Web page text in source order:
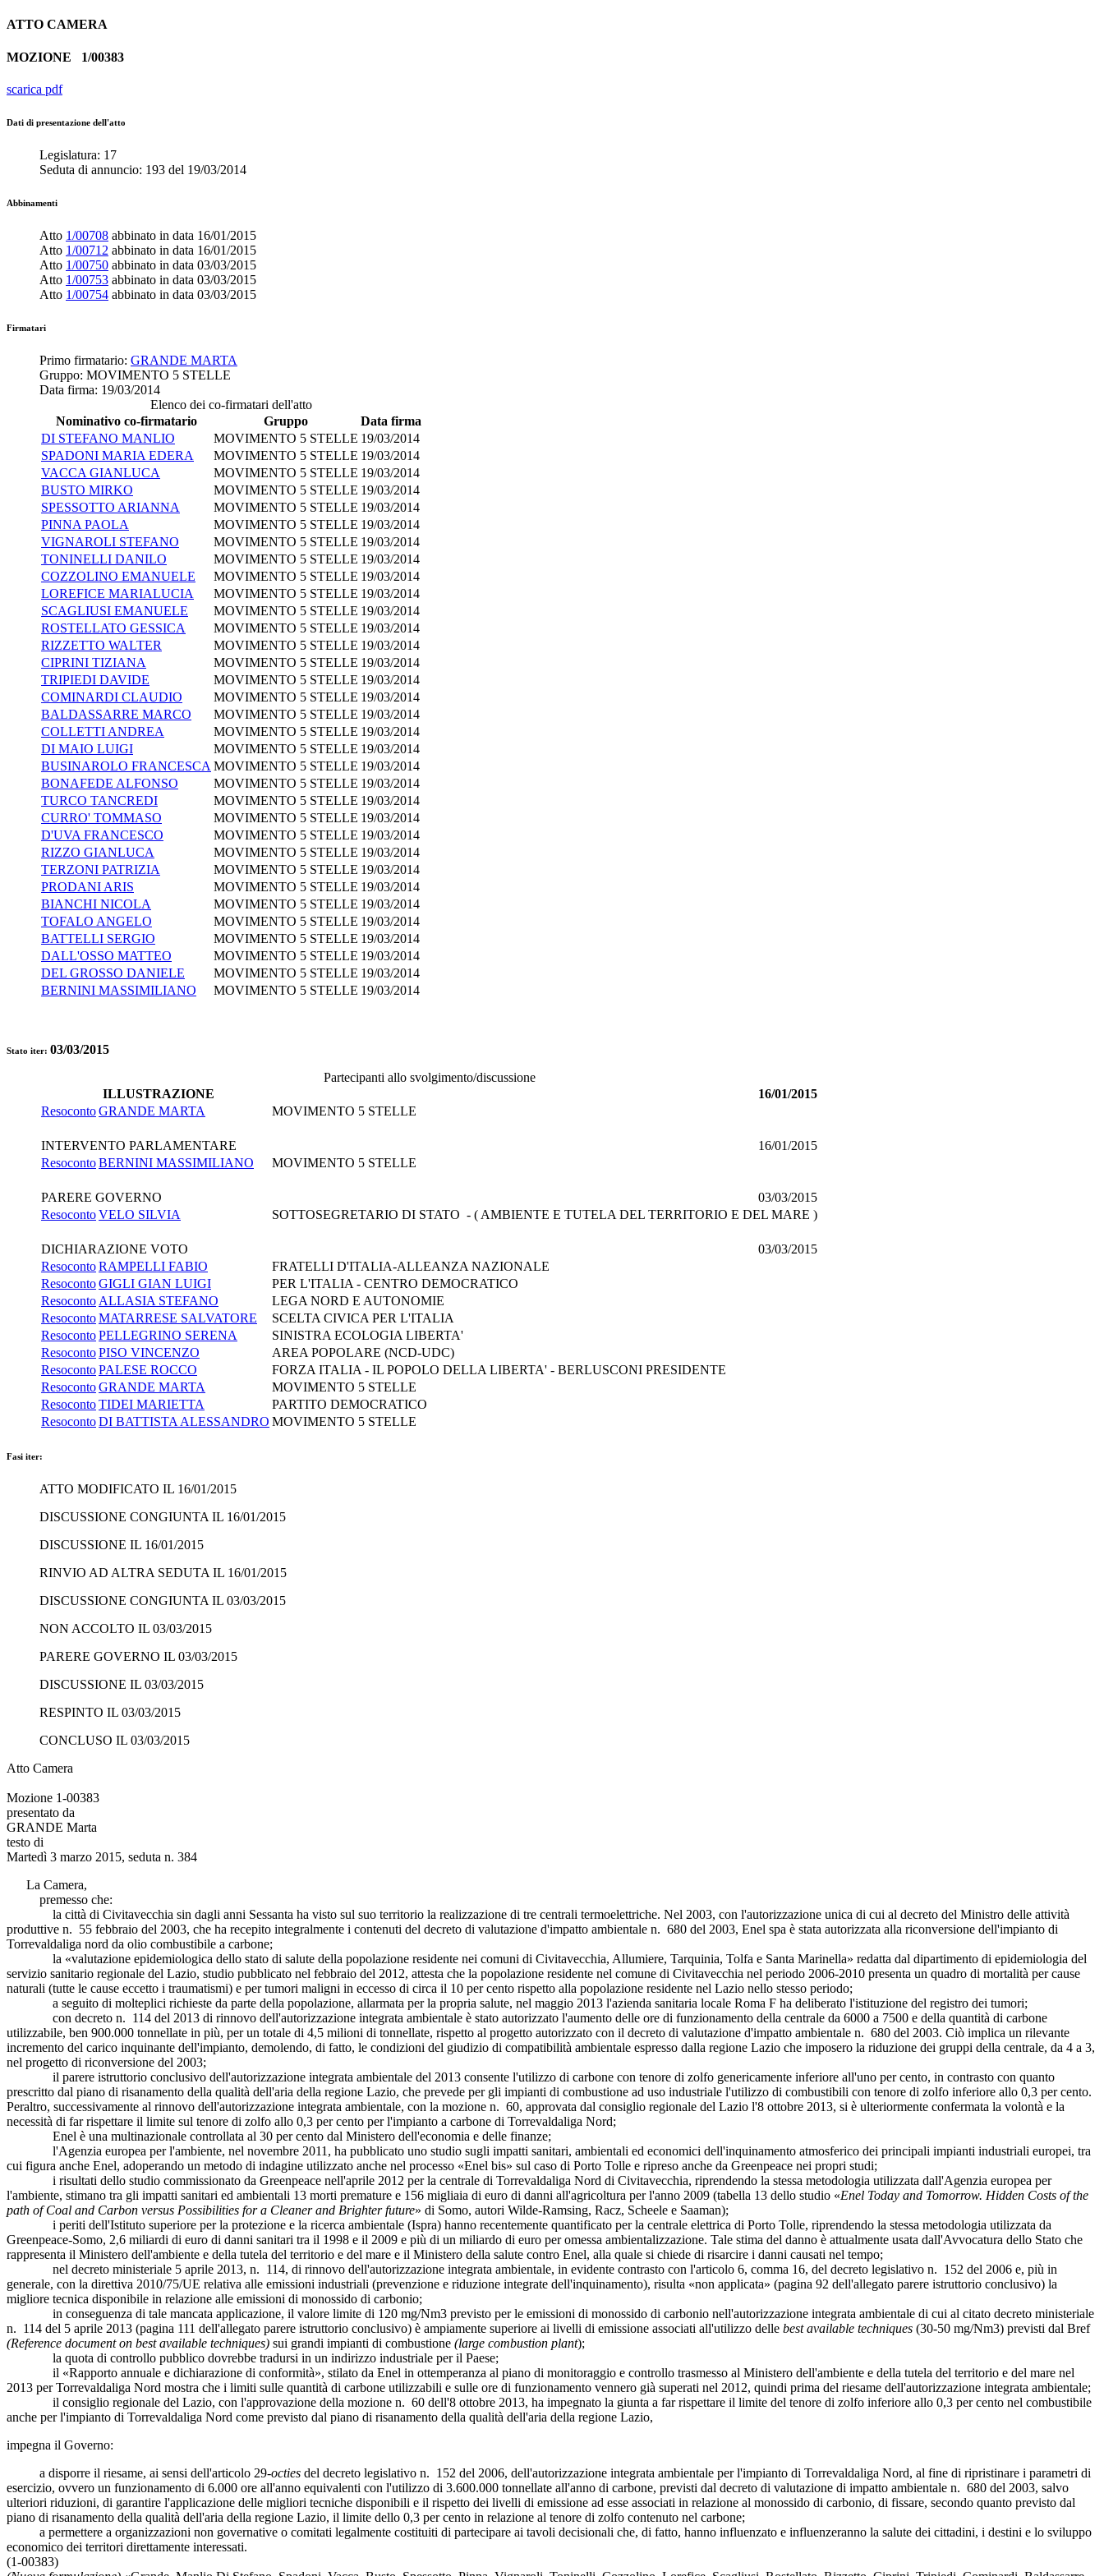
ATTO CAMERA
MOZIONE 1/00383
scarica pdf
Dati di presentazione dell'atto
Legislatura: 17
Seduta di annuncio: 193 del 19/03/2014
Abbinamenti
Atto 1/00708 abbinato in data 16/01/2015
Atto 1/00712 abbinato in data 16/01/2015
Atto 1/00750 abbinato in data 03/03/2015
Atto 1/00753 abbinato in data 03/03/2015
Atto 1/00754 abbinato in data 03/03/2015
Firmatari
Primo firmatario: GRANDE MARTA
Gruppo: MOVIMENTO 5 STELLE
Data firma: 19/03/2014
Elenco dei co-firmatari dell'atto
Nominativo co-firmatario
Gruppo
Data firma
DI STEFANO MANLIO
MOVIMENTO 5 STELLE 19/03/2014
SPADONI MARIA EDERA
MOVIMENTO 5 STELLE 19/03/2014
VACCA GIANLUCA
MOVIMENTO 5 STELLE 19/03/2014
BUSTO MIRKO
MOVIMENTO 5 STELLE 19/03/2014
SPESSOTTO ARIANNA
MOVIMENTO 5 STELLE 19/03/2014
PINNA PAOLA
MOVIMENTO 5 STELLE 19/03/2014
VIGNAROLI STEFANO
MOVIMENTO 5 STELLE 19/03/2014
TONINELLI DANILO
MOVIMENTO 5 STELLE 19/03/2014
COZZOLINO EMANUELE
MOVIMENTO 5 STELLE 19/03/2014
LOREFICE MARIALUCIA
MOVIMENTO 5 STELLE 19/03/2014
SCAGLIUSI EMANUELE
MOVIMENTO 5 STELLE 19/03/2014
ROSTELLATO GESSICA
MOVIMENTO 5 STELLE 19/03/2014
RIZZETTO WALTER
MOVIMENTO 5 STELLE 19/03/2014
CIPRINI TIZIANA
MOVIMENTO 5 STELLE 19/03/2014
TRIPIEDI DAVIDE
MOVIMENTO 5 STELLE 19/03/2014
COMINARDI CLAUDIO
MOVIMENTO 5 STELLE 19/03/2014
BALDASSARRE MARCO
MOVIMENTO 5 STELLE 19/03/2014
COLLETTI ANDREA
MOVIMENTO 5 STELLE 19/03/2014
DI MAIO LUIGI
MOVIMENTO 5 STELLE 19/03/2014
BUSINAROLO FRANCESCA MOVIMENTO 5 STELLE 19/03/2014
BONAFEDE ALFONSO
MOVIMENTO 5 STELLE 19/03/2014
TURCO TANCREDI
MOVIMENTO 5 STELLE 19/03/2014
CURRO' TOMMASO
MOVIMENTO 5 STELLE 19/03/2014
D'UVA FRANCESCO
MOVIMENTO 5 STELLE 19/03/2014
RIZZO GIANLUCA
MOVIMENTO 5 STELLE 19/03/2014
TERZONI PATRIZIA
MOVIMENTO 5 STELLE 19/03/2014
PRODANI ARIS
MOVIMENTO 5 STELLE 19/03/2014
BIANCHI NICOLA
MOVIMENTO 5 STELLE 19/03/2014
TOFALO ANGELO
MOVIMENTO 5 STELLE 19/03/2014
BATTELLI SERGIO
MOVIMENTO 5 STELLE 19/03/2014
DALL'OSSO MATTEO
MOVIMENTO 5 STELLE 19/03/2014
DEL GROSSO DANIELE
MOVIMENTO 5 STELLE 19/03/2014
BERNINI MASSIMILIANO
MOVIMENTO 5 STELLE 19/03/2014
Stato iter: 03/03/2015
Partecipanti allo svolgimento/discussione
ILLUSTRAZIONE
16/01/2015
ResocontoGRANDE MARTA MOVIMENTO 5 STELLE
INTERVENTO PARLAMENTARE
16/01/2015
ResocontoBERNINI MASSIMILIANO MOVIMENTO 5 STELLE
PARERE GOVERNO
03/03/2015
ResocontoVELO SILVIA SOTTOSEGRETARIO DI STATO - ( AMBIENTE E TUTELA DEL TERRITORIO E DEL MARE )
DICHIARAZIONE VOTO
03/03/2015
ResocontoRAMPELLI FABIO
FRATELLI D'ITALIA-ALLEANZA NAZIONALE
ResocontoGIGLI GIAN LUIGI
PER L'ITALIA - CENTRO DEMOCRATICO
Resoconto ALLASIA STEFANO
LEGA NORD E AUTONOMIE
ResocontoMATARRESE SALVATORE
SCELTA CIVICA PER L'ITALIA
ResocontoPELLEGRINO SERENA
SINISTRA ECOLOGIA LIBERTA'
ResocontoPISO VINCENZO
AREA POPOLARE (NCD-UDC)
ResocontoPALESE ROCCO
FORZA ITALIA - IL POPOLO DELLA LIBERTA' - BERLUSCONI PRESIDENTE
ResocontoGRANDE MARTA
MOVIMENTO 5 STELLE
ResocontoTIDEI MARIETTA
PARTITO DEMOCRATICO
ResocontoDI BATTISTA ALESSANDRO MOVIMENTO 5 STELLE
Fasi iter:
ATTO MODIFICATO IL 16/01/2015
DISCUSSIONE CONGIUNTA IL 16/01/2015
DISCUSSIONE IL 16/01/2015
RINVIO AD ALTRA SEDUTA IL 16/01/2015
DISCUSSIONE CONGIUNTA IL 03/03/2015
NON ACCOLTO IL 03/03/2015
PARERE GOVERNO IL 03/03/2015
DISCUSSIONE IL 03/03/2015
RESPINTO IL 03/03/2015
CONCLUSO IL 03/03/2015
Atto Camera
Mozione 1-00383
presentato da
GRANDE Marta
testo di
Martedì 3 marzo 2015, seduta n. 384
La Camera,
premesso che:
la città di Civitavecchia sin dagli anni Sessanta ha visto sul suo territorio la realizzazione di tre centrali termoelettriche. Nel 2003, con l'autorizzazione unica di cui al decreto del Ministro delle attività
produttive n. 55 febbraio del 2003, che ha recepito integralmente i contenuti del decreto di valutazione d'impatto ambientale n. 680 del 2003, Enel spa è stata autorizzata alla riconversione dell'impianto di
Torrevaldaliga nord da olio combustibile a carbone;
la «valutazione epidemiologica dello stato di salute della popolazione residente nei comuni di Civitavecchia, Allumiere, Tarquinia, Tolfa e Santa Marinella» redatta dal dipartimento di epidemiologia del
servizio sanitario regionale del Lazio, studio pubblicato nel febbraio del 2012, attesta che la popolazione residente nel comune di Civitavecchia nel periodo 2006-2010 presenta un quadro di mortalità per cause
naturali (tutte le cause eccetto i traumatismi) e per tumori maligni in eccesso di circa il 10 per cento rispetto alla popolazione residente nel Lazio nello stesso periodo;
a seguito di molteplici richieste da parte della popolazione, allarmata per la propria salute, nel maggio 2013 l'azienda sanitaria locale Roma F ha deliberato l'istituzione del registro dei tumori;
con decreto n. 114 del 2013 di rinnovo dell'autorizzazione integrata ambientale è stato autorizzato l'aumento delle ore di funzionamento della centrale da 6000 a 7500 e della quantità di carbone
utilizzabile, ben 900.000 tonnellate in più, per un totale di 4,5 milioni di tonnellate, rispetto al progetto autorizzato con il decreto di valutazione d'impatto ambientale n. 680 del 2003. Ciò implica un rilevante
incremento del carico inquinante dell'impianto, demolendo, di fatto, le condizioni del giudizio di compatibilità ambientale espresso dalla regione Lazio che imposero la riduzione dei gruppi della centrale, da 4 a 3,
nel progetto di riconversione del 2003;
il parere istruttorio conclusivo dell'autorizzazione integrata ambientale del 2013 consente l'utilizzo di carbone con tenore di zolfo genericamente inferiore all'uno per cento, in contrasto con quanto
prescritto dal piano di risanamento della qualità dell'aria della regione Lazio, che prevede per gli impianti di combustione ad uso industriale l'utilizzo di combustibili con tenore di zolfo inferiore allo 0,3 per cento.
Peraltro, successivamente al rinnovo dell'autorizzazione integrata ambientale, con la mozione n. 60, approvata dal consiglio regionale del Lazio l'8 ottobre 2013, si è ulteriormente confermata la volontà e la
necessità di far rispettare il limite sul tenore di zolfo allo 0,3 per cento per l'impianto a carbone di Torrevaldaliga Nord;
Enel è una multinazionale controllata al 30 per cento dal Ministero dell'economia e delle finanze;
l'Agenzia europea per l'ambiente, nel novembre 2011, ha pubblicato uno studio sugli impatti sanitari, ambientali ed economici dell'inquinamento atmosferico dei principali impianti industriali europei, tra
cui figura anche Enel, adoperando un metodo di indagine utilizzato anche nel processo «Enel bis» sul caso di Porto Tolle e ripreso anche da Greenpeace nei propri studi;
i risultati dello studio commissionato da Greenpeace nell'aprile 2012 per la centrale di Torrevaldaliga Nord di Civitavecchia, riprendendo la stessa metodologia utilizzata dall'Agenzia europea per
l'ambiente, stimano tra gli impatti sanitari ed ambientali 13 morti premature e 156 migliaia di euro di danni all'agricoltura per l'anno 2009 (tabella 13 dello studio «Enel Today and Tomorrow. Hidden Costs of the
path of Coal and Carbon versus Possibilities for a Cleaner and Brighter future» di Somo, autori Wilde-Ramsing, Racz, Scheele e Saaman);
i periti dell'Istituto superiore per la protezione e la ricerca ambientale (Ispra) hanno recentemente quantificato per la centrale elettrica di Porto Tolle, riprendendo la stessa metodologia utilizzata da
Greenpeace-Somo, 2,6 miliardi di euro di danni sanitari tra il 1998 e il 2009 e più di un miliardo di euro per omessa ambientalizzazione. Tale stima del danno è attualmente usata dall'Avvocatura dello Stato che
rappresenta il Ministero dell'ambiente e della tutela del territorio e del mare e il Ministero della salute contro Enel, alla quale si chiede di risarcire i danni causati nel tempo;
nel decreto ministeriale 5 aprile 2013, n. 114, di rinnovo dell'autorizzazione integrata ambientale, in evidente contrasto con l'articolo 6, comma 16, del decreto legislativo n. 152 del 2006 e, più in
generale, con la direttiva 2010/75/UE relativa alle emissioni industriali (prevenzione e riduzione integrate dell'inquinamento), risulta «non applicata» (pagina 92 dell'allegato parere istruttorio conclusivo) la
migliore tecnica disponibile in relazione alle emissioni di monossido di carbonio;
in conseguenza di tale mancata applicazione, il valore limite di 120 mg/Nm3 previsto per le emissioni di monossido di carbonio nell'autorizzazione integrata ambientale di cui al citato decreto ministeriale
n. 114 del 5 aprile 2013 (pagina 111 dell'allegato parere istruttorio conclusivo) è ampiamente superiore ai livelli di emissione associati all'utilizzo delle best available techniques (30-50 mg/Nm3) previsti dal Bref
(Reference document on best available techniques) sui grandi impianti di combustione (large combustion plant);
la quota di controllo pubblico dovrebbe tradursi in un indirizzo industriale per il Paese;
il «Rapporto annuale e dichiarazione di conformità», stilato da Enel in ottemperanza al piano di monitoraggio e controllo trasmesso al Ministero dell'ambiente e della tutela del territorio e del mare nel
2013 per Torrevaldaliga Nord mostra che i limiti sulle quantità di carbone utilizzabili e sulle ore di funzionamento vennero già superati nel 2012, quindi prima del riesame dell'autorizzazione integrata ambientale;
il consiglio regionale del Lazio, con l'approvazione della mozione n. 60 dell'8 ottobre 2013, ha impegnato la giunta a far rispettare il limite del tenore di zolfo inferiore allo 0,3 per cento nel combustibile
anche per l'impianto di Torrevaldaliga Nord come previsto dal piano di risanamento della qualità dell'aria della regione Lazio,
impegna il Governo:
a disporre il riesame, ai sensi dell'articolo 29-octies del decreto legislativo n. 152 del 2006, dell'autorizzazione integrata ambientale per l'impianto di Torrevaldaliga Nord, al fine di ripristinare i parametri di
esercizio, ovvero un funzionamento di 6.000 ore all'anno equivalenti con l'utilizzo di 3.600.000 tonnellate all'anno di carbone, previsti dal decreto di valutazione di impatto ambientale n. 680 del 2003, salvo
ulteriori riduzioni, di garantire l'applicazione delle migliori tecniche disponibili e il rispetto dei livelli di emissione ad esse associati in relazione al monossido di carbonio, di fissare, secondo quanto previsto dal
piano di risanamento della qualità dell'aria della regione Lazio, il limite dello 0,3 per cento in relazione al tenore di zolfo contenuto nel carbone;
a permettere a organizzazioni non governative o comitati legalmente costituiti di partecipare ai tavoli decisionali che, di fatto, hanno influenzato e influenzeranno la salute dei cittadini, i destini e lo sviluppo
economico dei territori direttamente interessati.
(1-00383)